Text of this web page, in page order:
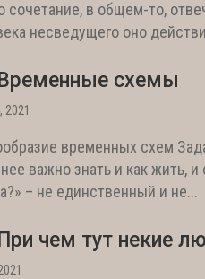
сочетание, в общем-то,
несведущего оно
схемы
2021
временных схем
важно знать и как жить,
– не единственный и не...
чем тут некие